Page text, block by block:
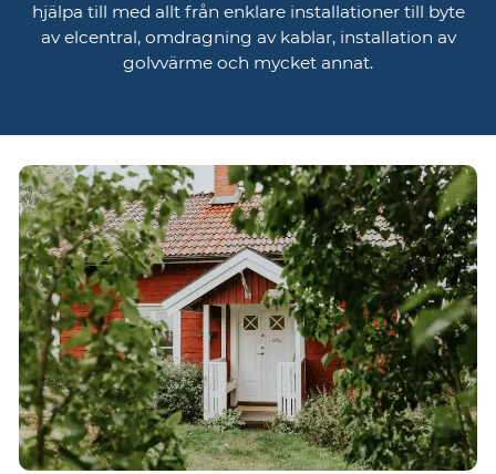
hjälpa till med allt från enklare installationer till byte
av elcentral, omdragning av kablar, installation av
golvvärme och mycket annat.